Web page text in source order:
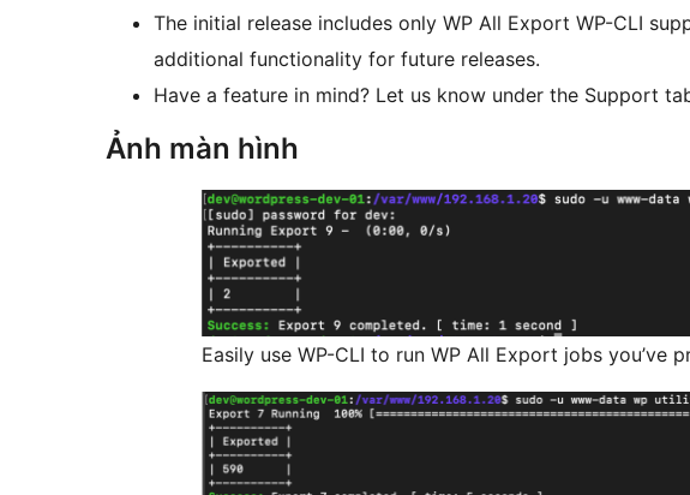
The initial release includes only WP All Export WP-CLI
additional functionality for future releases.
Have a feature in mind? Let us know under the Support
Ảnh màn hình
Easily use WP-CLI to run WP All Export jobs you’ve